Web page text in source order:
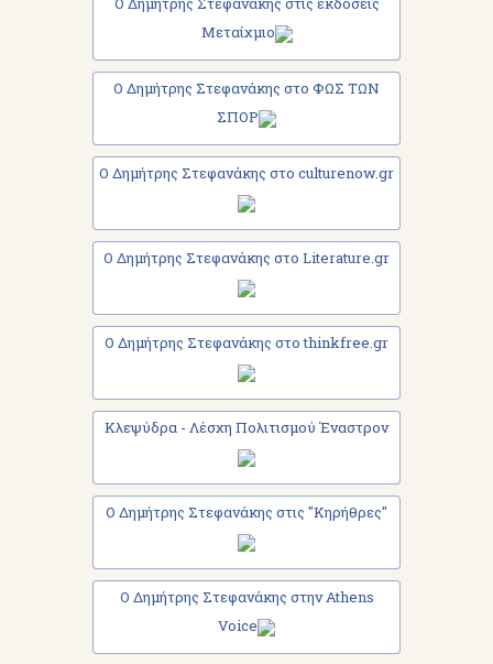
Μεταίχμιο
Ο Δημήτρης Στεφανάκης στο ΦΩΣ ΤΩΝ
ΣΠΟΡ
Ο Δημήτρης Στεφανάκης στο culturenow.gr
Ο Δημήτρης Στεφανάκης στο Literature.gr
Ο Δημήτρης Στεφανάκης στο thinkfree.gr
Κλεψύδρα - Λέσχη Πολιτισμού Έναστρον
Ο Δημήτρης Στεφανάκης στις "Κηρήθρες"
Ο Δημήτρης Στεφανάκης στην Athens
Voice